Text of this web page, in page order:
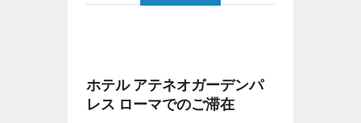
ホテル アテネオガーデンパ
レス ローマでのご滞在